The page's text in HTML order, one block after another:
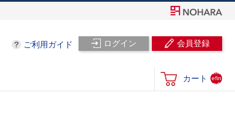
ログイン 会員登録
ご利用ガイド
カート
und
efin
ed